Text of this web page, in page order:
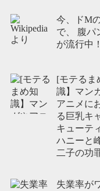
今、ドM
で、 腹パ
が流行中！
[モテるま
識】マン
アニメに
る巨乳キ
キューテ
ハニーと
二子の功
失業率が